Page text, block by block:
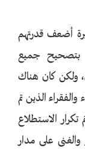
أضعف قدرتهم
بتصحيح جميع
ولكن كان هناك
الذين تم
الاستطلاع
على مدار